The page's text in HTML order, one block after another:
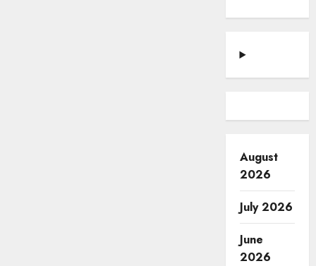
August
2026
July 2026
June
2026